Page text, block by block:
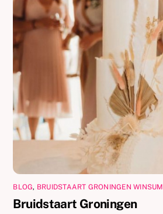
BLOG, BRUIDSTAART GRONINGEN WINSUM
Bruidstaart Groningen